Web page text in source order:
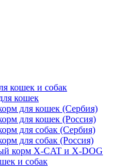
кошек и собак
кошек
для кошек (Сербия)
для кошек (Россия)
для собак (Сербия)
для собак (Россия)
корм X-CAT и X-DOG
и собак